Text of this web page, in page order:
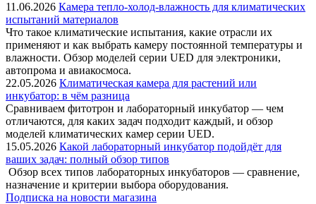
11.06.2026 Камера тепло-холод-влажность для климатических
испытаний материалов
Что такое климатические испытания, какие отрасли их
применяют и как выбрать камеру постоянной температуры и
влажности. Обзор моделей серии UED для электроники,
автопрома и авиакосмоса.
22.05.2026 Климатическая камера для растений или
инкубатор: в чём разница
Сравниваем фитотрон и лабораторный инкубатор — чем
отличаются, для каких задач подходит каждый, и обзор
моделей климатических камер серии UED.
15.05.2026 Какой лабораторный инкубатор подойдёт для
ваших задач: полный обзор типов
Обзор всех типов лабораторных инкубаторов — сравнение,
назначение и критерии выбора оборудования.
Подписка на новости магазина